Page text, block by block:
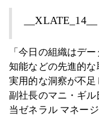
__XLATE_14__
「今日の組織はデ
知能などの先進的な
実用的な洞察が不
副社長のマニ・ギル
当ゼネラル マネージ